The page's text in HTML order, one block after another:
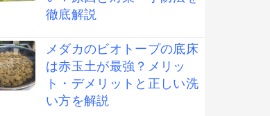
徹底解説
メダカのビオトープの底床
は赤玉土が最強？メリッ
ト・デメリットと正しい洗
い方を解説